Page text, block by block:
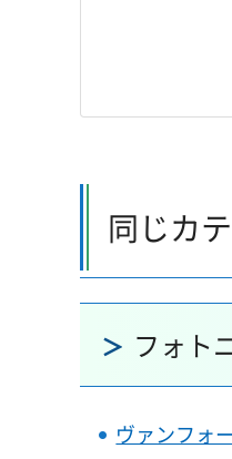
同じカ
フォト
ヴァンフォ